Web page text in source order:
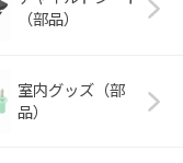
（部品）
室内グッズ（部
品）